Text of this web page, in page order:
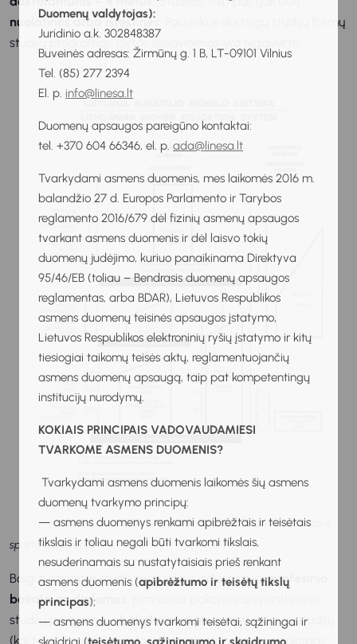
Duomenų valdytojas):
Juridinio a.k. 302848387
Buveinės adresas: Žirmūnų g. 1 B, LT-09101 Vilnius
Tel. (85) 277 2394
El. p. info@linesa.lt
Duomenų apsaugos pareigūno kontaktai:
tel. +370 604 66346, el. p. ada@linesa.lt
Tvarkydami asmens duomenis, mes laikomės 2016 m.
balandžio 27 d. Europos Parlamento ir Tarybos
reglamento 2016/679 dėl fizinių asmenų apsaugos
tvarkant asmens duomenis ir dėl laisvo tokių
duomenų judėjimo, kuriuo panaikinama Direktyva
95/46/EB (toliau – Bendrasis duomenų apsaugos
reglamentas, arba BDAR), Lietuvos Respublikos
asmens duomenų teisinės apsaugos įstatymo,
Lietuvos Respublikos elektroninių ryšių įstatymo ir kitų
tiesiogiai taikomų teisės aktų, reglamentuojančių
asmens duomenų apsaugą, taip pat kompetentingų
institucijų nurodymų.
KOKIAIS PRINCIPAIS VADOVAUDAMIESI
TVARKOME ASMENS DUOMENIS?
Tvarkydami asmens duomenis laikomės šių asmens
duomenų tvarkymo principų:
— asmens duomenys renkami apibrėžtais ir teisėtais
tikslais ir toliau negali būti tvarkomi tikslais,
nesuderinamais su nustatytaisiais prieš renkant
asmens duomenis (apibrėžtumo ir teisėtų tikslų
principas);
— asmens duomenys tvarkomi teisėtai, sąžiningai ir
nuolatinės arba ištęstinės
. Pasirinkus skirtingų studijų formų
studijų programas, įgytas išsilavinimas yra lygiavertis.
Šaltinis: LR Švietimo, mokslo ir
sporto ministerija
Baigus koleginių studijų programą išduodamasprofesinio
bakalauro diplomas
studijų programą –bakalauro diplomas, vientisųjų studijų
(kai tęstinumu susiejamos pirmosios ir antrosios pakopos